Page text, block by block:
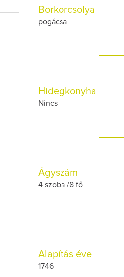
Borkorcsolya
pogácsa
Hidegkonyha
Nincs
Ágyszám
4 szoba /8 fő
Alapítás éve
1746